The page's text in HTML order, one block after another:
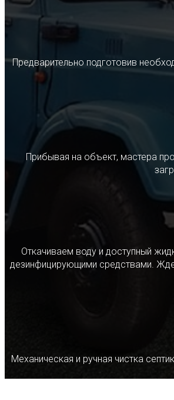
Предварительно подготовив
Прибывая на объект, мастера
Откачиваем воду и доступный
дезинфицирующими средствами.
Механическая и ручная чистка